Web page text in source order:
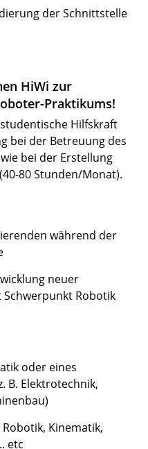
der Schnittstelle
HiWi zur
Praktikums!
Hilfskraft
bei der Betreuung des
bei der Erstellung
80 Stunden/Monat).
während der
neuer
Robotik
oder eines
B. Elektrotechnik,
Kinematik,
etc